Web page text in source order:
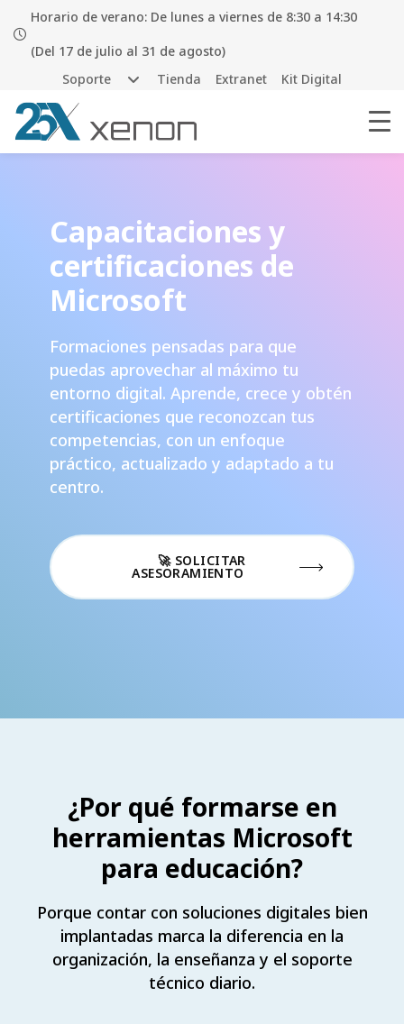
Horario de verano: De lunes a viernes de 8:30 a 14:30
(Del 17 de julio al 31 de agosto)
Soporte
Tienda Extranet Kit Digital
Capacitaciones y
certificaciones de
Microsoft
Formaciones pensadas para que
puedas aprovechar al máximo tu
entorno digital. Aprende, crece y obtén
certificaciones que reconozcan tus
competencias, con un enfoque
práctico, actualizado y adaptado a tu
centro.
🚀 SOLICITAR
ASESORAMIENTO
¿Por qué formarse en
herramientas Microsoft
para educación?
Porque contar con soluciones digitales bien
implantadas marca la diferencia en la
organización, la enseñanza y el soporte
técnico diario.